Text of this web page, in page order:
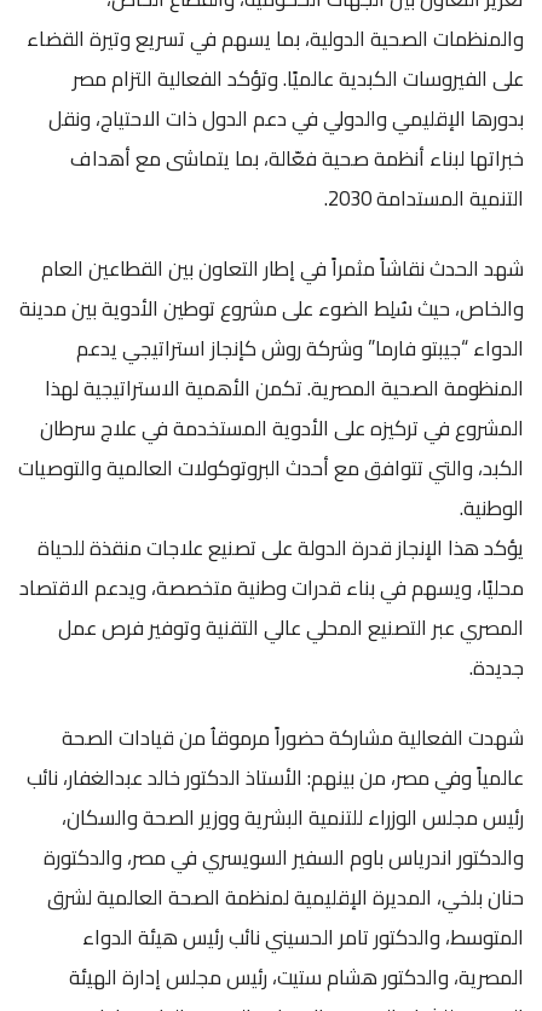
والمنظمات الصحية الدولية، بما يسهم في تسريع وتيرة القضاء
على الفيروسات الكبدية عالميًا. وتؤكد الفعالية التزام مصر
بدورها الإقليمي والدولي في دعم الدول ذات الاحتياج، ونقل
خبراتها لبناء أنظمة صحية فعّالة، بما يتماشى مع أهداف
التنمية المستدامة 2030.
شهد الحدث نقاشاً مثمراً في إطار التعاون بين القطاعين العام
والخاص، حيث سُلِط الضوء على مشروع توطين الأدوية بين مدينة
الدواء “جيبتو فارما” وشركة روش كإنجاز استراتيجي يدعم
المنظومة الصحية المصرية. تكمن الأهمية الاستراتيجية لهذا
المشروع في تركيزه على الأدوية المستخدمة في علاج سرطان
الكبد، والتي تتوافق مع أحدث البروتوكولات العالمية والتوصيات
الوطنية.
يؤكد هذا الإنجاز قدرة الدولة على تصنيع علاجات منقذة للحياة
محليًا، ويسهم في بناء قدرات وطنية متخصصة، ويدعم الاقتصاد
المصري عبر التصنيع المحلي عالي التقنية وتوفير فرص عمل
جديدة.
شهدت الفعالية مشاركة حضوراً مرموقاُ من قيادات الصحة
عالمياً وفي مصر، من بينهم: الأستاذ الدكتور خالد عبدالغفار، نائب
رئيس مجلس الوزراء للتنمية البشرية ووزير الصحة والسكان،
والدكتور اندرياس باوم السفير السويسري في مصر، والدكتورة
حنان بلخي، المديرة الإقليمية لمنظمة الصحة العالمية لشرق
المتوسط، والدكتور تامر الحسيني نائب رئيس هيئة الدواء
المصرية، والدكتور هشام ستيت، رئيس مجلس إدارة الهيئة